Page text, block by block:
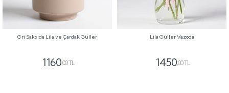
Gri Saksıda Lila ve Çardak Güller
1160,00 TL
Lila Güller Vazoda
1450,00 TL